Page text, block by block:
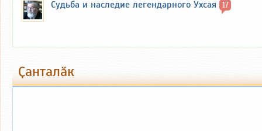
Судьба и наследие легендарного Ухсая 17
Ҫанталӑк